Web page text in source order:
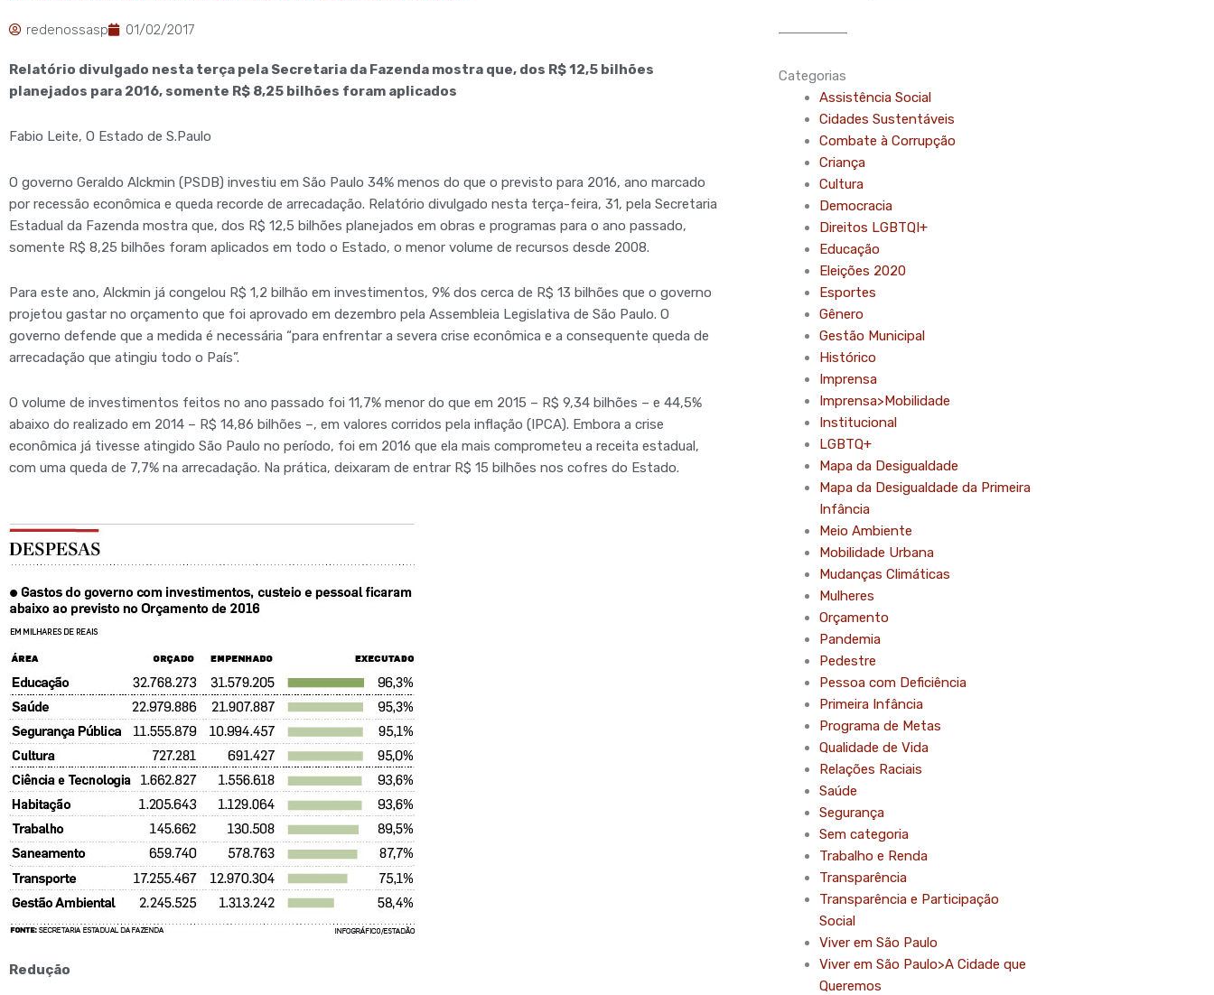
redenossasp 01/02/2017
Relatório divulgado nesta terça pela Secretaria da Fazenda mostra que, dos R$ 12,5 bilhões
planejados para 2016, somente R$ 8,25 bilhões foram aplicados
Fabio Leite, O Estado de S.Paulo
O governo Geraldo Alckmin (PSDB) investiu em São Paulo 34% menos do que o previsto para 2016, ano marcado
por recessão econômica e queda recorde de arrecadação. Relatório divulgado nesta terça-feira, 31, pela Secretaria
Estadual da Fazenda mostra que, dos R$ 12,5 bilhões planejados em obras e programas para o ano passado,
somente R$ 8,25 bilhões foram aplicados em todo o Estado, o menor volume de recursos desde 2008.
Para este ano, Alckmin já congelou R$ 1,2 bilhão em investimentos, 9% dos cerca de R$ 13 bilhões que o governo
projetou gastar no orçamento que foi aprovado em dezembro pela Assembleia Legislativa de São Paulo. O
governo defende que a medida é necessária “para enfrentar a severa crise econômica e a consequente queda de
arrecadação que atingiu todo o País”.
O volume de investimentos feitos no ano passado foi 11,7% menor do que em 2015 – R$ 9,34 bilhões – e 44,5%
abaixo do realizado em 2014 – R$ 14,86 bilhões –, em valores corridos pela inflação (IPCA). Embora a crise
econômica já tivesse atingido São Paulo no período, foi em 2016 que ela mais comprometeu a receita estadual,
com uma queda de 7,7% na arrecadação. Na prática, deixaram de entrar R$ 15 bilhões nos cofres do Estado.
Redução
Categorias
Assistência Social
Cidades Sustentáveis
Combate à Corrupção
Criança
Cultura
Democracia
Direitos LGBTQI+
Educação
Eleições 2020
Esportes
Gênero
Gestão Municipal
Histórico
Imprensa
Imprensa>Mobilidade
Institucional
LGBTQ+
Mapa da Desigualdade
Mapa da Desigualdade da Primeira
Infância
Meio Ambiente
Mobilidade Urbana
Mudanças Climáticas
Mulheres
Orçamento
Pandemia
Pedestre
Pessoa com Deficiência
Primeira Infância
Programa de Metas
Qualidade de Vida
Relações Raciais
Saúde
Segurança
Sem categoria
Trabalho e Renda
Transparência
Transparência e Participação
Social
Viver em São Paulo
Viver em São Paulo>A Cidade que
Queremos